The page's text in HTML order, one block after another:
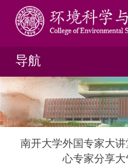
导航
南开大学外国专家大
心专家分享